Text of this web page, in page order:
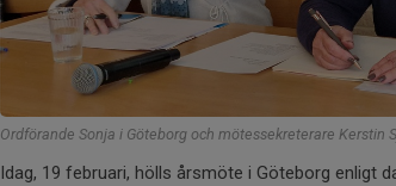
Ordförande Sonja i Göteborg och mötessekreterare Kerstin
Idag, 19 februari, hölls årsmöte i Göteborg enligt